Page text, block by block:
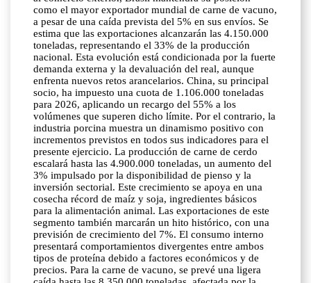
como el mayor exportador mundial de carne de vacuno,
a pesar de una caída prevista del 5% en sus envíos. Se
estima que las exportaciones alcanzarán las 4.150.000
toneladas, representando el 33% de la producción
nacional. Esta evolución está condicionada por la fuerte
demanda externa y la devaluación del real, aunque
enfrenta nuevos retos arancelarios. China, su principal
socio, ha impuesto una cuota de 1.106.000 toneladas
para 2026, aplicando un recargo del 55% a los
volúmenes que superen dicho límite. Por el contrario, la
industria porcina muestra un dinamismo positivo con
incrementos previstos en todos sus indicadores para el
presente ejercicio. La producción de carne de cerdo
escalará hasta las 4.900.000 toneladas, un aumento del
3% impulsado por la disponibilidad de pienso y la
inversión sectorial. Este crecimiento se apoya en una
cosecha récord de maíz y soja, ingredientes básicos
para la alimentación animal. Las exportaciones de este
segmento también marcarán un hito histórico, con una
previsión de crecimiento del 7%. El consumo interno
presentará comportamientos divergentes entre ambos
tipos de proteína debido a factores económicos y de
precios. Para la carne de vacuno, se prevé una ligera